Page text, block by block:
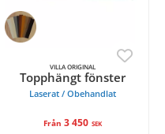
VILLA ORIGINAL
Topphängt fönster
Laserat / Obehandlat
Från 3 450 SEK